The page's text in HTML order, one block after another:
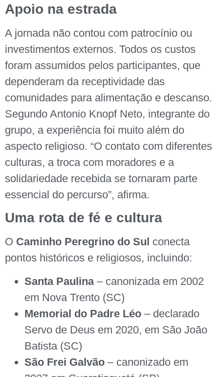
Apoio na estrada
A jornada não contou com patrocínio ou
investimentos externos. Todos os custos
foram assumidos pelos participantes, que
dependeram da receptividade das
comunidades para alimentação e descanso.
Segundo Antonio Knopf Neto, integrante do
grupo, a experiência foi muito além do
aspecto religioso. “O contato com diferentes
culturas, a troca com moradores e a
solidariedade recebida se tornaram parte
essencial do percurso”, afirma.
Uma rota de fé e cultura
O Caminho Peregrino do Sul conecta
pontos históricos e religiosos, incluindo:
Santa Paulina– canonizada em 2002
em Nova Trento (SC)
Memorial do Padre Léo – declarado
Servo de Deus em 2020, em São João
Batista (SC)
São Frei Galvão – canonizado em